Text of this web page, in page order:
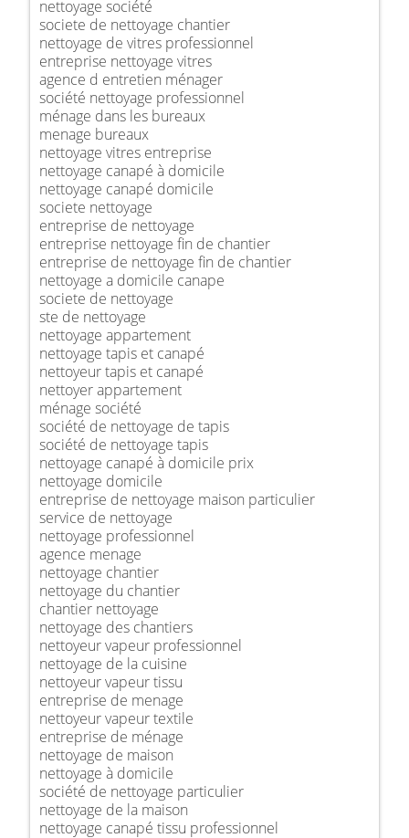
nettoyage société
societe de nettoyage chantier
nettoyage de vitres professionnel
entreprise nettoyage vitres
agence d entretien ménager
société nettoyage professionnel
ménage dans les bureaux
menage bureaux
nettoyage vitres entreprise
nettoyage canapé à domicile
nettoyage canapé domicile
societe nettoyage
entreprise de nettoyage
entreprise nettoyage fin de chantier
entreprise de nettoyage fin de chantier
nettoyage a domicile canape
societe de nettoyage
ste de nettoyage
nettoyage appartement
nettoyage tapis et canapé
nettoyeur tapis et canapé
nettoyer appartement
ménage société
société de nettoyage de tapis
société de nettoyage tapis
nettoyage canapé à domicile prix
nettoyage domicile
entreprise de nettoyage maison particulier
service de nettoyage
nettoyage professionnel
agence menage
nettoyage chantier
nettoyage du chantier
chantier nettoyage
nettoyage des chantiers
nettoyeur vapeur professionnel
nettoyage de la cuisine
nettoyeur vapeur tissu
entreprise de menage
nettoyeur vapeur textile
entreprise de ménage
nettoyage de maison
nettoyage à domicile
société de nettoyage particulier
nettoyage de la maison
nettoyage canapé tissu professionnel